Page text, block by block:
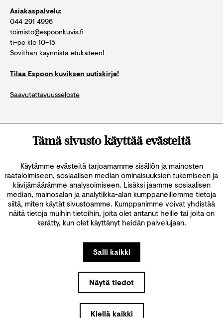
Tämä sivusto käyttää evästeitä
Käytämme evästeitä tarjoamamme sisällön ja mainosten
räätälöimiseen, sosiaalisen median ominaisuuksien tukemiseen ja
kävijämäärämme analysoimiseen. Lisäksi jaamme sosiaalisen
median, mainosalan ja analytiikka-alan kumppaneillemme tietoja
siitä, miten käytät sivustoamme. Kumppanimme voivat yhdistää
näitä tietoja muihin tietoihin, joita olet antanut heille tai joita on
kerätty, kun olet käyttänyt heidän palvelujaan.
Salli kaikki
Näytä tiedot
Kiellä kaikki
Asiakaspalvelu:
044 291 4996
toimisto@espoonkuvis.fi
ti–pe klo 10–15
Sovithan käynnistä etukäteen!
Tilaa Espoon kuviksen uutiskirje!
Saavutettavuusseloste